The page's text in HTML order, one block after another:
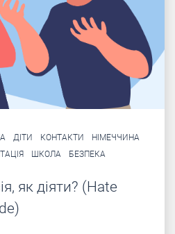
ДІТИ КОНТАКТИ
НІМЕЧЧИНА
ШКОЛА БЕЗПЕКА
як діяти? (Hate